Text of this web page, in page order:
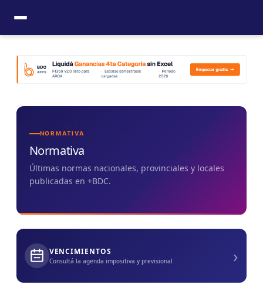
contenido
NORMATIVA
Normativa
Últimas normas nacionales, provinciales y locales
publicadas en +BDC.
VENCIMIENTOS
Consultá la agenda impositiva y previsional ›